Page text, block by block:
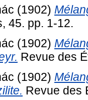
(1902)
45. pp. 1-12.
(1902)
Revue des
(1902)
Revue des